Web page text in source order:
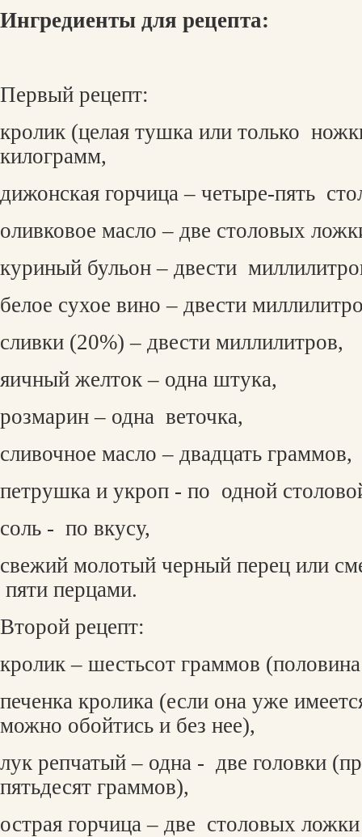
Ингредиенты для рецепта:
Первый рецепт:
кролик (целая тушка или только
килограмм,
дижонская горчица – четыре-пять
оливковое масло – две столовых
куриный бульон – двести
белое сухое вино – двести
сливки (20%) – двести миллилитров,
яичный желток – одна штука,
розмарин – одна веточка,
сливочное масло – двадцать граммов,
петрушка и укроп - по одной
соль - по вкусу,
свежий молотый черный перец или
пяти перцами.
Второй рецепт:
кролик – шестьсот граммов
печенка кролика (если она уже
можно обойтись и без нее),
лук репчатый – одна - две головки
пятьдесят граммов),
острая горчица – две столовых